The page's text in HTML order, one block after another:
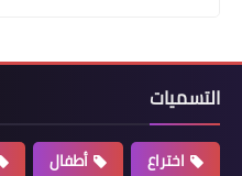
التسميات
اختراع أطفال